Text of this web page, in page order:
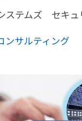
報
セキュリティ
ービス Scutum
ステムズ セキュ
ンサルティング